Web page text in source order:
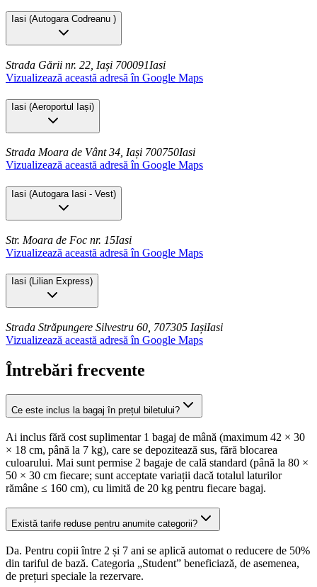
Iasi (Autogara Codreanu )
Strada Gării nr. 22, Iași 700091Iasi
Vizualizează această adresă în Google Maps
Iasi (Aeroportul Iași)
Strada Moara de Vânt 34, Iași 700750Iasi
Vizualizează această adresă în Google Maps
Iasi (Autogara Iasi - Vest)
Str. Moara de Foc nr. 15Iasi
Vizualizează această adresă în Google Maps
Iasi (Lilian Express)
Strada Străpungere Silvestru 60, 707305 IașiIasi
Vizualizează această adresă în Google Maps
Întrebări frecvente
Ce este inclus la bagaj în prețul biletului?
Ai inclus fără cost suplimentar 1 bagaj de mână (maximum 42 × 30
× 18 cm, până la 7 kg), care se depozitează sus, fără blocarea
culoarului. Mai sunt permise 2 bagaje de cală standard (până la 80 ×
50 × 30 cm fiecare; sunt acceptate variații dacă totalul laturilor
rămâne ≤ 160 cm), cu limită de 20 kg pentru fiecare bagaj.
Există tarife reduse pentru anumite categorii?
Da. Pentru copii între 2 și 7 ani se aplică automat o reducere de 50%
din tariful de bază. Categoria „Student” beneficiază, de asemenea,
de prețuri speciale la rezervare.